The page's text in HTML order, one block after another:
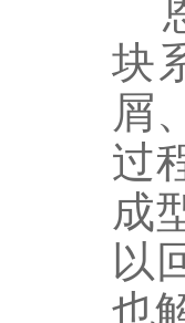
块
屑
过
成
以
也